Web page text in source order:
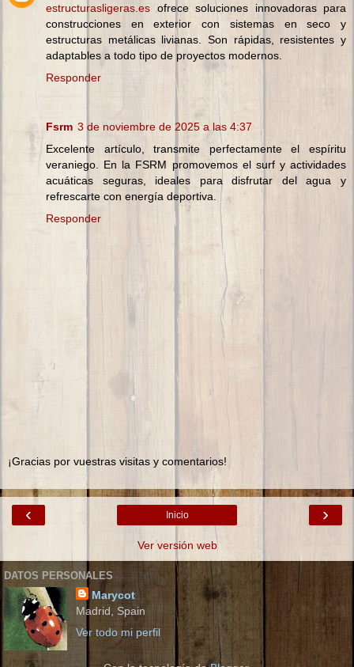
estructurasligeras.es ofrece soluciones innovadoras para
construcciones en exterior con sistemas en seco y
estructuras metálicas livianas. Son rápidas, resistentes y
adaptables a todo tipo de proyectos modernos.
Responder
Fsrm 3 de noviembre de 2025 a las 4:37
Excelente artículo, transmite perfectamente el espíritu
veraniego. En la FSRM promovemos el surf y actividades
acuáticas seguras, ideales para disfrutar del agua y
refrescarte con energía deportiva.
Responder
¡Gracias por vuestras visitas y comentarios!
‹ ›
Inicio
Ver versión web
DATOS PERSONALES
Marycot
Madrid, Spain
Ver todo mi perfil